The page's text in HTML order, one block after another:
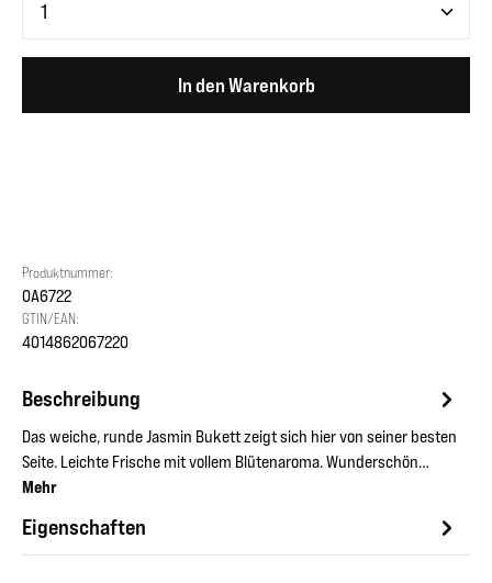
In den Warenkorb
Produktnummer:
OA6722
GTIN/EAN:
4014862067220
Beschreibung
Das weiche, runde Jasmin Bukett zeigt sich hier von seiner besten
Seite. Leichte Frische mit vollem Blütenaroma. Wunderschön…
Mehr
Eigenschaften